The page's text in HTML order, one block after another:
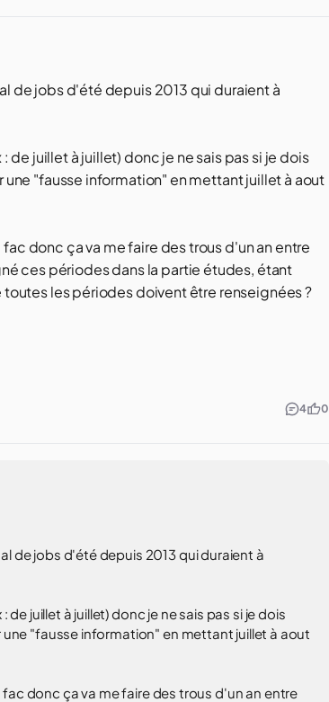
de jobs d'été depuis 2013 qui duraient à
de juillet à juillet) donc je ne sais pas si je dois
"fausse information" en mettant juillet à aout
donc ça va me faire des trous d'un an entre
ces périodes dans la partie études, étant
les périodes doivent être renseignées ?
4 0
de jobs d'été depuis 2013 qui duraient à
juillet à juillet) donc je ne sais pas si je dois
"fausse information" en mettant juillet à aout
donc ça va me faire des trous d'un an entre